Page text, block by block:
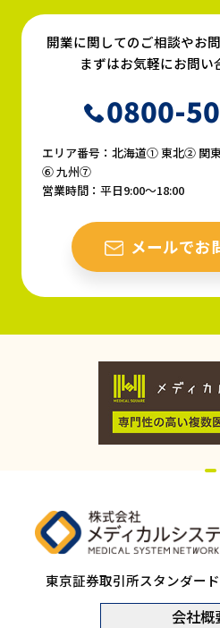
開業に関してのご相談やお
まずはお気軽にお問い
0800-
エリア番号：北海道① 東北② 関
⑥ 九州⑦
営業時間：平日9:00〜18:00
メールでお
東京証券取引所スタンダー
会社概